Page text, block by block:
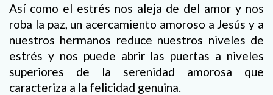
Así como el estrés nos aleja de del amor y nos
roba la paz, un acercamiento amoroso a Jesús y a
nuestros hermanos reduce nuestros niveles de
estrés y nos puede abrir las puertas a niveles
superiores de la serenidad amorosa que
caracteriza a la felicidad genuina.